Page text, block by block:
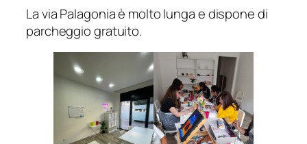
La via Palagonia è molto lunga e dispone di
parcheggio gratuito.